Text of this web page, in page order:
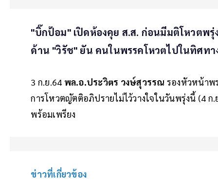
"บิ๊กป้อม" เปิดห้องคุย ส.ส. ก่อนมีมติโหวตพ
ด้าน "วิรัช" ยัน คนในพรรคโหวตไปในทิศท
3 ก.ย.64 พล.อ.ประวิตร วงษ์สุวรรณ รองหัวหน้าพ
การโหวตญัตติอภิปรายไม่ไว้วางใจในวันพรุ่งนี้ (4 ก.
พร้อมเพรียง
ข่าวที่เกี่ยวข้อง